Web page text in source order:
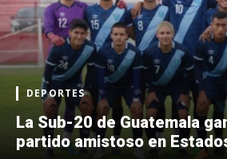
DEPORTES
La Sub-20 de Guatemala
partido amistoso en